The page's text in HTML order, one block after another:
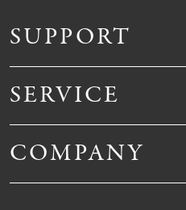
SUPPORT
SERVICE
COMPANY